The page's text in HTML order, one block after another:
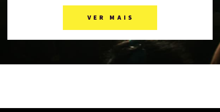
VER MAIS